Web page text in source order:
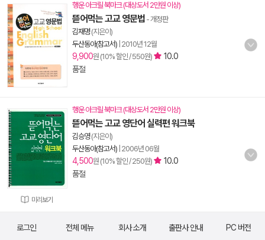
행운 아크릴 북마크 (대상도서 2만원 이상)
뜯어먹는 고교 영문법 - 개정판
김재명(지은이)
두산동아(참고서) 2010년 12월
9,900원 (10% 할인 / 550원)
10.0
품절
미리보기
행운 아크릴 북마크 (대상도서 2만원 이상)
뜯어먹는 고교 영단어 실력편 워크북
김승영(지은이)
두산동아(참고서) 2006년 06월
4,500원 (10% 할인 / 250원)
10.0
품절
로그인 전체 메뉴 회사 소개 출판사 안내 PC 버전